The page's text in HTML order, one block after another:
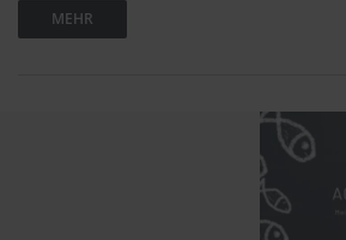
MEHR